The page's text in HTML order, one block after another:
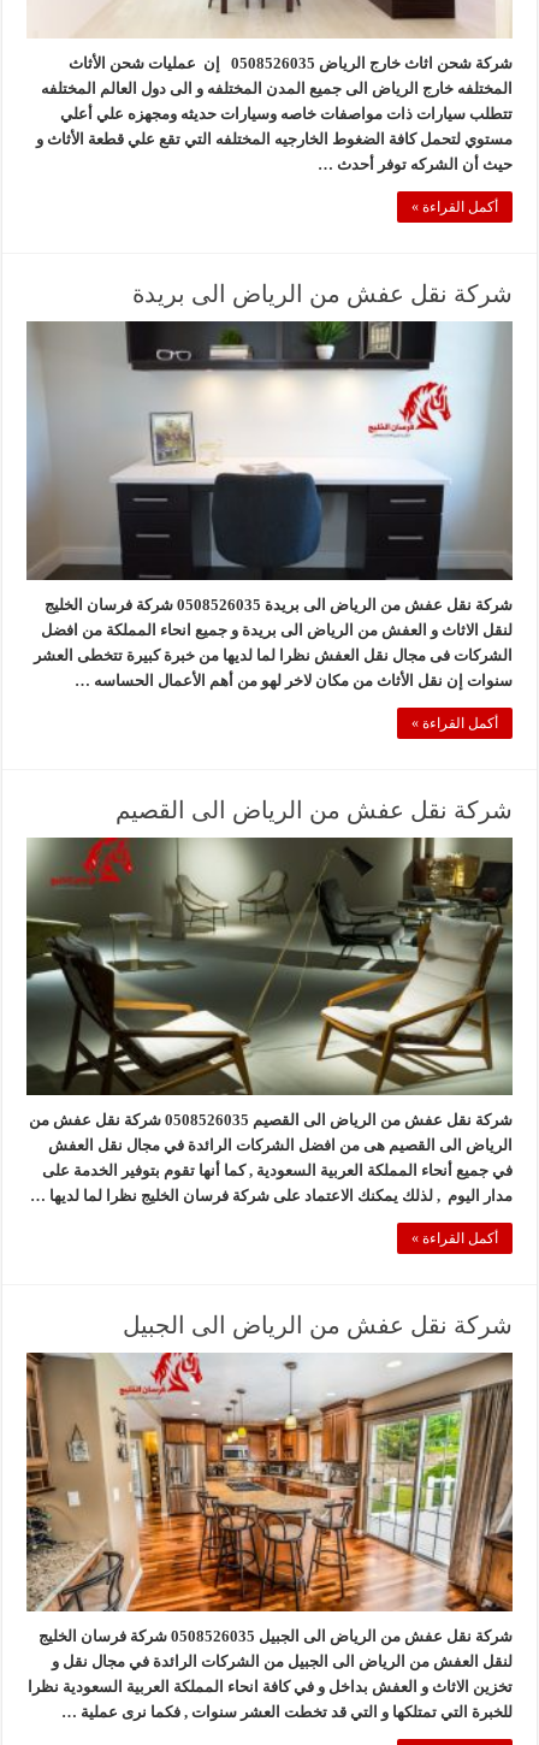
شركة شحن اثاث خارج الرياض 0508526035 إن عمليات شحن الأثاث
المختلفه خارج الرياض الى جميع المدن المختلفه و الى دول العالم المختلفه
تتطلب سيارات ذات مواصفات خاصه وسيارات حديثه ومجهزه علي أعلي
مستوي لتحمل كافة الضغوط الخارجيه المختلفه التي تقع علي قطعة الأثاث و
حيث أن الشركه توفر أحدث …
أكمل القراءة »
شركة نقل عفش من الرياض الى بريدة
شركة نقل عفش من الرياض الى بريدة 0508526035 شركة فرسان الخليج
لنقل الاثاث و العفش من الرياض الى بريدة و جميع انحاء المملكة من افضل
الشركات فى مجال نقل العفش نظرا لما لديها من خبرة كبيرة تتخطى العشر
سنوات إن نقل الأثاث من مكان لاخر لهو من أهم الأعمال الحساسه …
أكمل القراءة »
شركة نقل عفش من الرياض الى القصيم
شركة نقل عفش من الرياض الى القصيم 0508526035 شركة نقل عفش من
الرياض الى القصيم هى من افضل الشركات الرائدة في مجال نقل العفش
في جميع أنحاء المملكة العربية السعودية , كما أنها تقوم بتوفير الخدمة على
مدار اليوم , لذلك يمكنك الاعتماد على شركة فرسان الخليج نظرا لما لديها …
أكمل القراءة »
شركة نقل عفش من الرياض الى الجبيل
شركة نقل عفش من الرياض الى الجبيل 0508526035 شركة فرسان الخليج
لنقل العفش من الرياض الى الجبيل من الشركات الرائدة في مجال نقل و
تخزين الاثاث و العفش بداخل و في كافة انحاء المملكة العربية السعودية نظرا
للخبرة التي تمتلكها و التي قد تخطت العشر سنوات , فكما نرى عملية …